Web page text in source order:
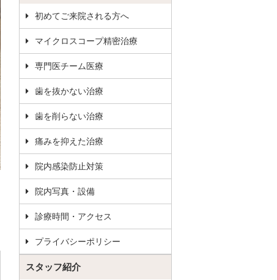
初めてご来院される方へ
マイクロスコープ精密治療
専門医チーム医療
歯を抜かない治療
歯を削らない治療
痛みを抑えた治療
院内感染防止対策
院内写真・設備
診療時間・アクセス
プライバシーポリシー
スタッフ紹介